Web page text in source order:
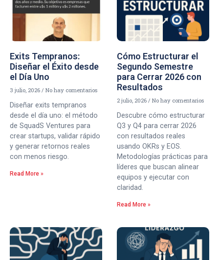
Exits Tempranos:
Diseñar el Éxito desde
el Día Uno
3 julio, 2026 No hay comentarios
Diseñar exits tempranos
desde el día uno: el método
de SquadS Ventures para
crear startups, validar rápido
y generar retornos reales
con menos riesgo.
Read More »
Cómo Estructurar el
Segundo Semestre
para Cerrar 2026 con
Resultados
2 julio, 2026 No hay comentarios
Descubre cómo estructurar
Q3 y Q4 para cerrar 2026
con resultados reales
usando OKRs y EOS.
Metodologías prácticas para
líderes que buscan alinear
equipos y ejecutar con
claridad.
Read More »